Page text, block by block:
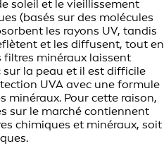
soleil et le vieillissement
(basés sur des molécules
les rayons UV, tandis
et les diffusent, tout en
filtres minéraux laissent
la peau et il est difficile
UVA avec une formule
minéraux. Pour cette raison,
sur le marché contiennent
chimiques et minéraux, soit